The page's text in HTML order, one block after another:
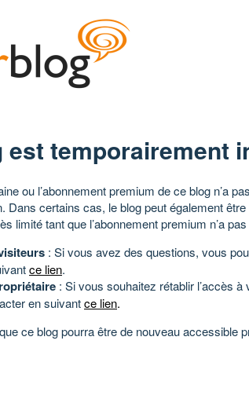
est temporairement
ou l’abonnement premium de ce blog n’a
Dans certains cas, le blog peut également
limité tant que l’abonnement premium n’a
: Si vous avez des questions, vous
ce lien.
: Si vous souhaitez rétablir l’accès
en suivantce lien.
ce blog pourra être de nouveau accessible